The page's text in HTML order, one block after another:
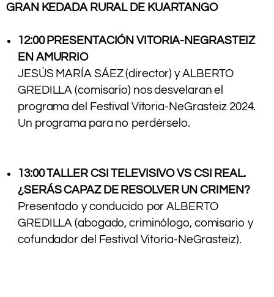
GRAN KEDADA RURAL DE KUARTANGO
12:00 PRESENTACIÓN VITORIA-NEGRASTEIZ
EN AMURRIO
JESÚS MARÍA SÁEZ (director) y ALBERTO
GREDILLA (comisario) nos desvelaran el
programa del Festival Vitoria-NeGrasteiz 2024.
Un programa para no perdérselo.
13:00 TALLER CSI TELEVISIVO VS CSI REAL.
¿SERÁS CAPAZ DE RESOLVER UN CRIMEN?
Presentado y conducido por ALBERTO
GREDILLA (abogado, criminólogo, comisario y
cofundador del Festival Vitoria-NeGrasteiz).